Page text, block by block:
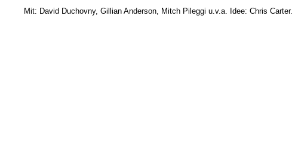
Mit: David Duchovny, Gillian Anderson, Mitch Pileggi u.v.a. Idee: Chris Carter.